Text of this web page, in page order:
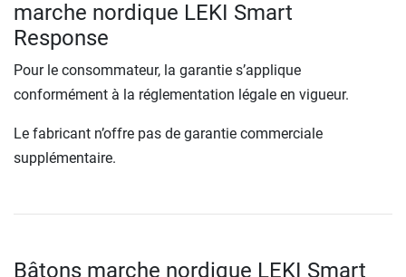
marche nordique LEKI Smart
Response
Pour le consommateur, la garantie s’applique
conformément à la réglementation légale en vigueur.
Le fabricant n’offre pas de garantie commerciale
supplémentaire.
Bâtons marche nordique LEKI Smart